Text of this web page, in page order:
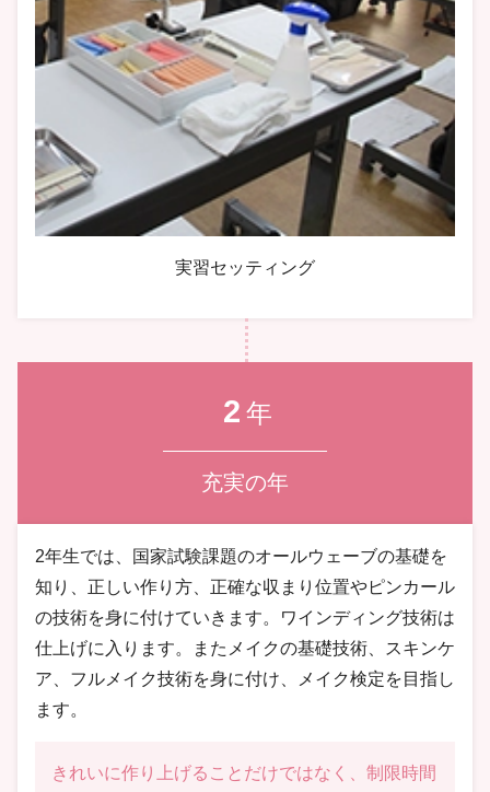
実習セッティング
2 年
充実の年
2年生では、国家試験課題のオールウェーブの基礎を
知り、正しい作り方、正確な収まり位置やピンカール
の技術を身に付けていきます。ワインディング技術は
仕上げに入ります。またメイクの基礎技術、スキンケ
ア、フルメイク技術を身に付け、メイク検定を目指し
ます。
きれいに作り上げることだけではなく、制限時間